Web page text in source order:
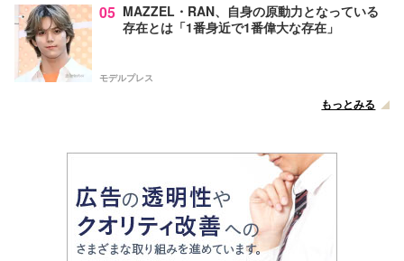
05 MAZZEL・RAN、自身の原動力となっている
存在とは「1番身近で1番偉大な存在」
モデルプレス
もっとみる